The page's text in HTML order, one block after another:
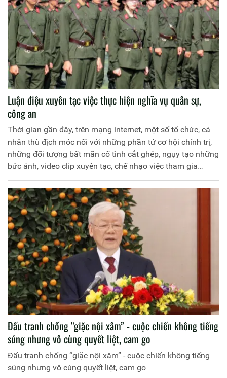
Luận điệu xuyên tạc việc thực hiện nghĩa vụ quân sự,
công an
Thời gian gần đây, trên mạng internet, một số tổ chức, cá
nhân thù địch móc nối với những phần tử cơ hội chính trị,
những đối tượng bất mãn cố tình cắt ghép, ngụy tạo những
bức ảnh, video clip xuyên tạc, chế nhạo việc tham gia
nghĩa vụ quân sự, Công an.
Đấu tranh chống “giặc nội xâm” - cuộc chiến không tiếng
súng nhưng vô cùng quyết liệt, cam go
Đấu tranh chống “giặc nội xâm” - cuộc chiến không tiếng
súng nhưng vô cùng quyết liệt, cam go